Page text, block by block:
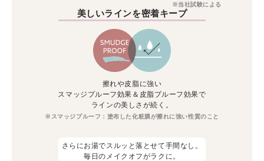
※当社試験による
美しいラインを密着キープ
擦れや皮脂に強い
スマッジプルーフ効果＆皮脂プルーフ効果で
ラインの美しさが続く。
※スマッジプルーフ：塗布した化粧膜が擦れに強い性質のこと
さらにお湯でスルッと落とせて手間なし。
毎日のメイクオフがラクに。